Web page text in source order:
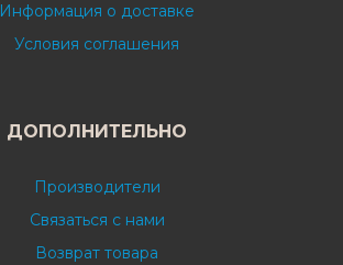
Информация о доставке
Условия соглашения
ДОПОЛНИТЕЛЬНО
Производители
Связаться с нами
Возврат товара